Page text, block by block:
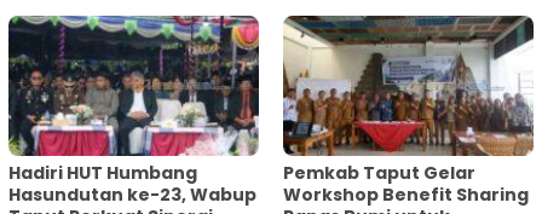
Hadiri HUT Humbang
Hasundutan ke-23, Wabup
Pemkab Taput Gelar
Workshop Benefit Sharing